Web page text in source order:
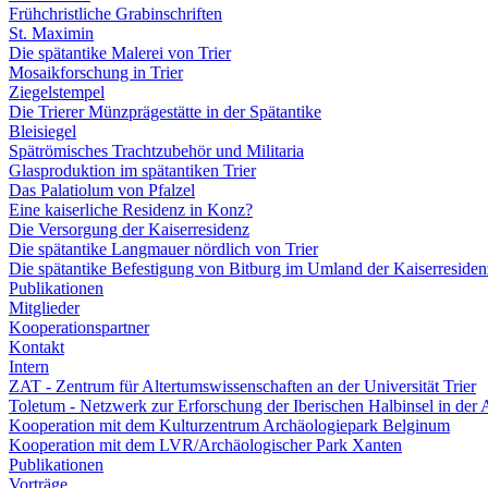
Frühchristliche Grabinschriften
St. Maximin
Die spätantike Malerei von Trier
Mosaikforschung in Trier
Ziegelstempel
Die Trierer Münzprägestätte in der Spätantike
Bleisiegel
Spätrömisches Trachtzubehör und Militaria
Glasproduktion im spätantiken Trier
Das Palatiolum von Pfalzel
Eine kaiserliche Residenz in Konz?
Die Versorgung der Kaiserresidenz
Die spätantike Langmauer nördlich von Trier
Die spätantike Befestigung von Bitburg im Umland der
Publikationen
Mitglieder
Kooperationspartner
Kontakt
Intern
ZAT - Zentrum für Altertumswissenschaften an der Universität Trier
Toletum - Netzwerk zur Erforschung der Iberischen Halbinsel in der
Kooperation mit dem Kulturzentrum Archäologiepark Belginum
Kooperation mit dem LVR/Archäologischer Park Xanten
Publikationen
Vorträge